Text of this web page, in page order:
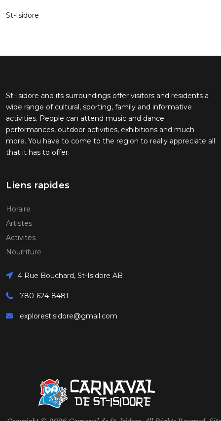
St-Isidore
St-Isidore and its surroundings offer visitors and residents a
wide range of cultural, sporting, family and informative
activities. People can attend music and dance
performances, outdoor activities, exhibitions and much
more. You have to come to the region to really appreciate all
that it has to offer.
Liens rapides
Horaire
Artistes
Activités
Nourriture
4 Rue Bouchard, St-Isidore AB
780-624-8481
explorestisidore@gmail.com